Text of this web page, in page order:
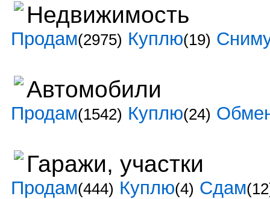
Недвижимость
Продам(2975) Куплю(19)
Автомобили
Продам(1542) Куплю(24)
Гаражи, участки
Продам(444) Куплю(4) Сдам